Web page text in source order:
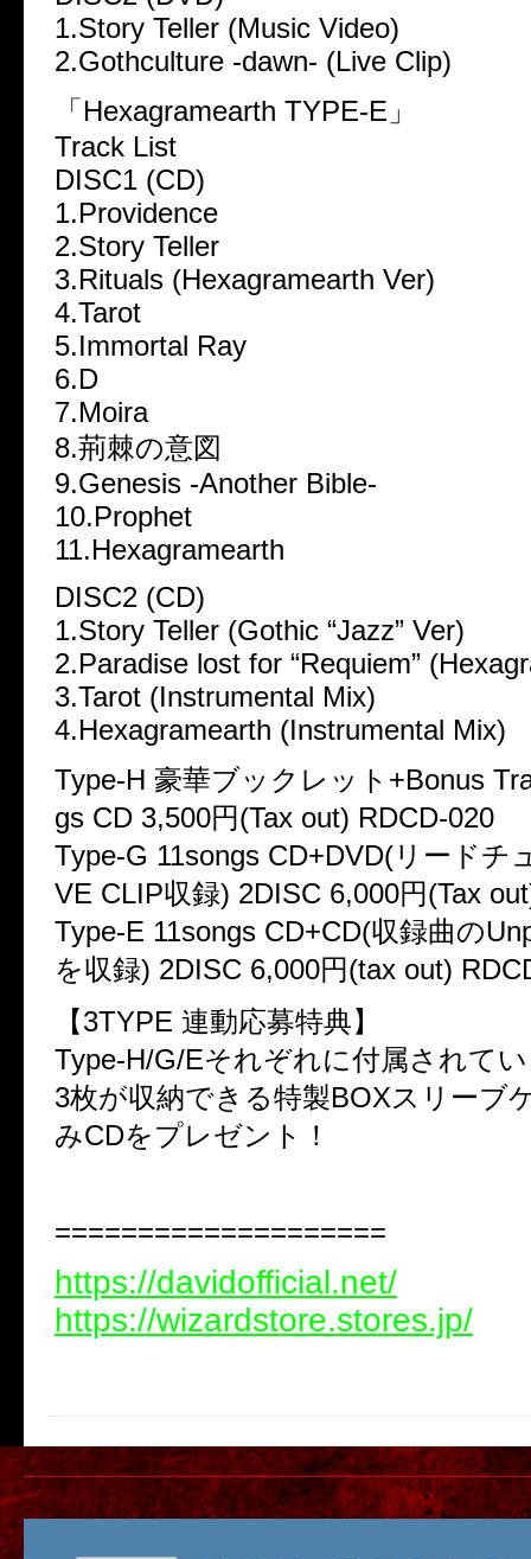
1.Story Teller (Music Video)
2.Gothculture -dawn- (Live Clip)
「Hexagramearth TYPE-E」
Track List
DISC1 (CD)
1.Providence
2.Story Teller
3.Rituals (Hexagramearth Ver)
4.Tarot
5.Immortal Ray
6.D
7.Moira
8.荊棘の意図
9.Genesis -Another Bible-
10.Prophet
11.Hexagramearth
DISC2 (CD)
1.Story Teller (Gothic “Jazz” Ver)
2.Paradise lost for “Requiem”
3.Tarot (Instrumental Mix)
4.Hexagramearth (Instrumental Mix)
Type-H 豪華ブックレット+Bonus
gs CD 3,500円(Tax out) RDCD-020
Type-G 11songs CD+DVD(リードチ
VE CLIP収録) 2DISC 6,000円(Tax
Type-E 11songs CD+CD(収録曲の
を収録) 2DISC 6,000円(tax out)
【3TYPE 連動応募特典】
Type-H/G/Eそれぞれに付属されて
3枚が収納できる特製BOXスリーブ
みCDをプレゼント！
====================
https://davidofficial.net/
https://wizardstore.stores.jp/